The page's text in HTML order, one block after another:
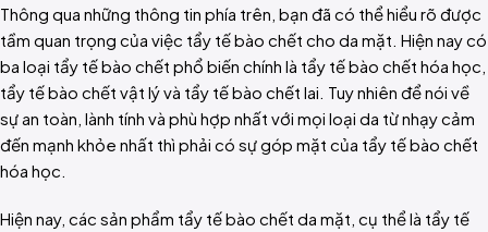
Thông qua những thông tin phía trên, bạn đã có thể hiểu rõ được
tầm quan trọng của việc tẩy tế bào chết cho da mặt. Hiện nay có
ba loại tẩy tế bào chết phổ biến chính là tẩy tế bào chết hóa học,
tẩy tế bào chết vật lý và tẩy tế bào chết lai. Tuy nhiên để nói về
sự an toàn, lành tính và phù hợp nhất với mọi loại da từ nhạy cảm
đến mạnh khỏe nhất thì phải có sự góp mặt của tẩy tế bào chết
hóa học.
Hiện nay, các sản phẩm tẩy tế bào chết da mặt, cụ thể là tẩy tế